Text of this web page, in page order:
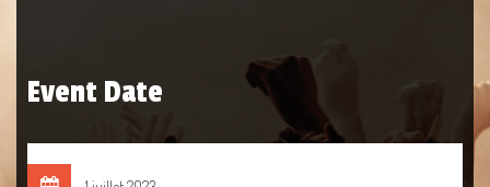
Event Date